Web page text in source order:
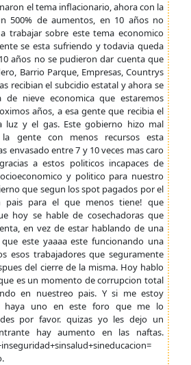
el tema inflacionario, ahora con la
500% de aumentos, en 10 años no
trabajar sobre este tema economico
se esta sufriendo y todavia queda
años no se pudieron dar cuenta que
Barrio Parque, Empresas, Countrys
recibian el subcidio estatal y ahora se
nieve economica que estaremos
años, a esa gente que recibia el
luz y el gas. Este gobierno hizo mal
la gente con menos recursos esta
envasado entre 7 y 10 veces mas caro
a estos politicos incapaces de
y politico para nuestro
que segun los spot pagados por el
pais para el que menos tiene! que
hoy se hable de cosechadoras que
en vez de estar hablando de una
este yaaaa este funcionando una
esos trabajadores que seguramente
del cierre de la misma. Hoy hablo
es un momento de corrupcion total
en nuestreo pais. Y si me estoy
haya uno en este foro que me lo
por favor. quizas yo les dejo un
hay aumento en las naftas.